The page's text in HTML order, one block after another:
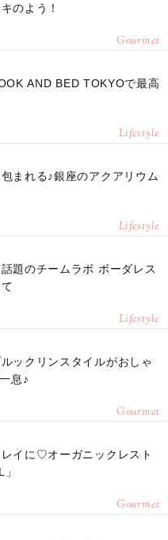
のよう！
Gourmet
AND BED TOKYOで最高
Lifestyle
まれる♪銀座のアクアリウム
Lifestyle
題のチームラボ ボーダレス
Lifestyle
ックリンスタイルがおしゃ
息♪
Gourmet
イに♡オーガニックレスト
Gourmet